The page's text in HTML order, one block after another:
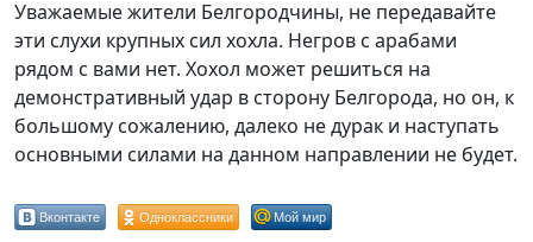
Уважаемые жители Белгородчины, не передавайте
эти слухи крупных сил хохла. Негров с арабами
рядом с вами нет. Хохол может решиться на
демонстративный удар в сторону Белгорода, но он, к
большому сожалению, далеко не дурак и наступать
основными силами на данном направлении не будет.
Вконтакте Одноклассники Мой мир